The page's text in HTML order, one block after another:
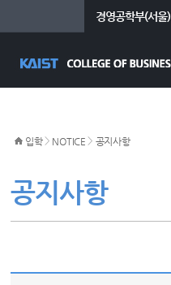
경영공학부(서울)
공지사항
입학> NOTICE > 공지사항